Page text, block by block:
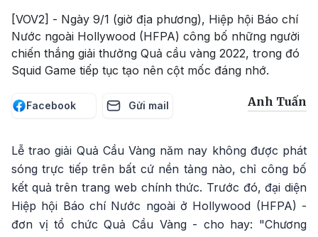
[VOV2] - Ngày 9/1 (giờ địa phương), Hiệp hội Báo chí
Nước ngoài Hollywood (HFPA) công bố những người
chiến thắng giải thưởng Quả cầu vàng 2022, trong đó
Squid Game tiếp tục tạo nên cột mốc đáng nhớ.
Facebook Gửi mail Anh Tuấn
Lễ trao giải Quả Cầu Vàng năm nay không được phát
sóng trực tiếp trên bất cứ nền tảng nào, chỉ công bố
kết quả trên trang web chính thức. Trước đó, đại diện
Hiệp hội Báo chí Nước ngoài ở Hollywood (HFPA) -
đơn vị tổ chức Quả Cầu Vàng - cho hay: "Chương